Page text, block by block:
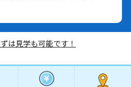
は見学も可能です！